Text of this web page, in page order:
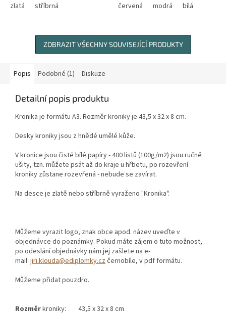
zlatá stříbrná červená modrá bílá
ZOBRAZIT VŠECHNY SOUVISEJÍCÍ PRODUKTY
Popis Podobné (1) Diskuze
Detailní popis produktu
Kronika je formátu A3. Rozměr kroniky je 43,5 x 32 x 8 cm.
Desky kroniky jsou z hnědé umělé kůže.
V kronice jsou čisté bílé papíry - 400 listů (100g/m2) jsou ručně
ušity, tzn. můžete psát až do kraje u hřbetu, po rozevření
kroniky zůstane rozevřená - nebude se zavírat.
Na desce je zlatě nebo stříbrně vyraženo "Kronika".
Můžeme vyrazit logo, znak obce apod. název uveďte v
objednávce do poznámky. Pokud máte zájem o tuto možnost,
po odeslání objednávky nám jej zašlete na e-
mail: jiri.klouda@ediplomky.czčernobíle, v pdf formátu.
Můžeme přidat pouzdro.
Rozměrkroniky: 43,5 x 32 x 8 cm